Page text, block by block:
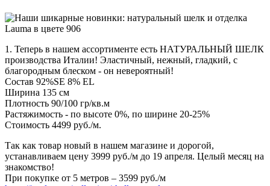
1. Теперь в нашем ассортименте есть НАТУРАЛЬНЫЙ ШЕЛК
производства Италии! Эластичный, нежный, гладкий, с
благородным блеском - он невероятный!
Состав 92%SE 8% EL
Ширина 135 см
Плотность 90/100 гр/кв.м
Растяжимость - по высоте 0%, по ширине 20-25%
Стоимость 4499 руб./м.
Так как товар новый в нашем магазине и дорогой,
устанавливаем цену 3999 руб./м до 19 апреля. Целый месяц на
знакомство!
При покупке от 5 метров – 3599 руб./м